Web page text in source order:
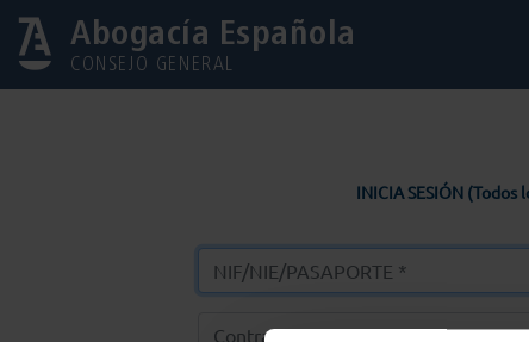
Abogacía Española
CONSEJO GENERAL
INICIA SESIÓN (Todos